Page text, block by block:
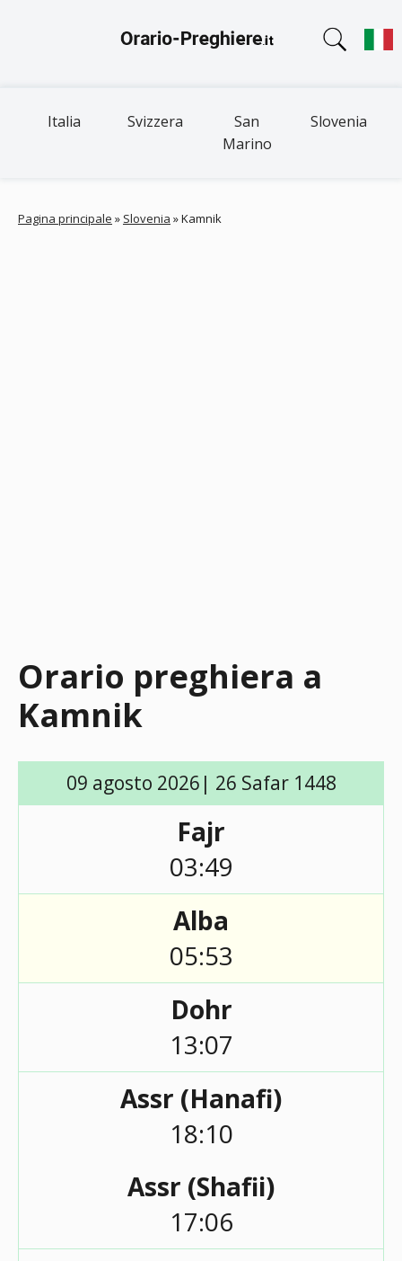
Italia Svizzera
San
Marino
Slovenia
Pagina principale » Slovenia »Kamnik
Orario preghiera a
Kamnik
09 agosto 2026| 26 Safar 1448
Fajr
03:49
Alba
05:53
Dohr
13:07
Assr (Hanafi)
18:10
Assr (Shafii)
17:06